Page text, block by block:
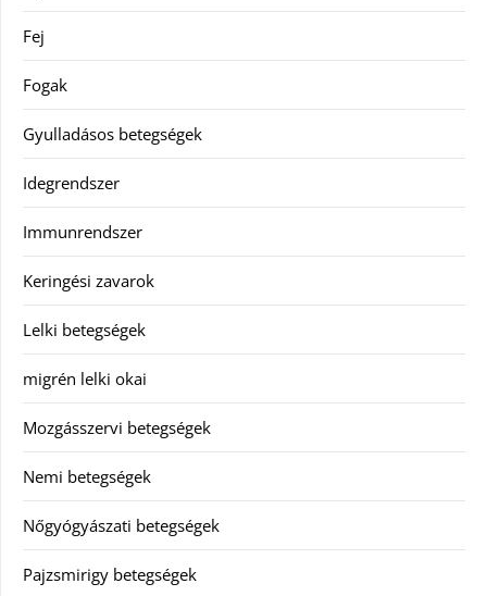
Fej
Fogak
Gyulladásos betegségek
Idegrendszer
Immunrendszer
Keringési zavarok
Lelki betegségek
migrén lelki okai
Mozgásszervi betegségek
Nemi betegségek
Nőgyógyászati betegségek
Pajzsmirigy betegségek